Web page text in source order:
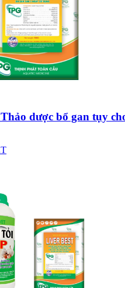
dược bổ gan tụy